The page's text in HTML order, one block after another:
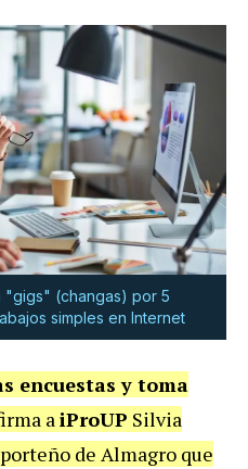
"gigs" (changas) por 5
simples en Internet
encuestas y toma
a iProUP Silvia
de Almagro que